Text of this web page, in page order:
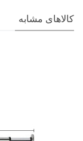
کالاهای مشابه